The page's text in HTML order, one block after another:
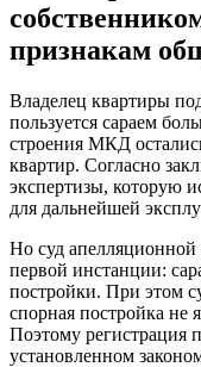
признакам
Владелец квартиры
пользуется сараем
строения МКД
квартир. Согласно
экспертизы, которую
для дальнейшей
Но суд апелляционной
первой инстанции:
постройки. При этом
спорная постройка не
Поэтому регистрация
установленном